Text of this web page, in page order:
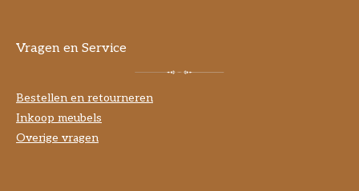
Vragen en Service
Bestellen en retourneren
Inkoop meubels
Overige vragen